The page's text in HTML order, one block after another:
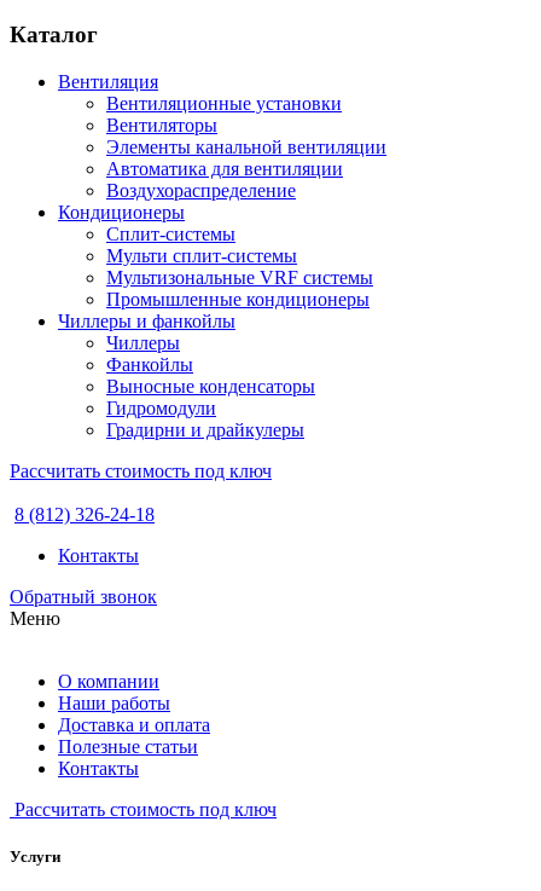
Каталог
Вентиляция
Вентиляционные установки
Вентиляторы
Элементы канальной вентиляции
Автоматика для вентиляции
Воздухораспределение
Кондиционеры
Сплит-системы
Мульти сплит-системы
Мультизональные VRF системы
Промышленные кондиционеры
Чиллеры и фанкойлы
Чиллеры
Фанкойлы
Выносные конденсаторы
Гидромодули
Градирни и драйкулеры
Рассчитать стоимость под ключ
8 (812) 326-24-18
Контакты
Обратный звонок
Меню
О компании
Наши работы
Доставка и оплата
Полезные статьи
Контакты
Рассчитать стоимость под ключ
Услуги